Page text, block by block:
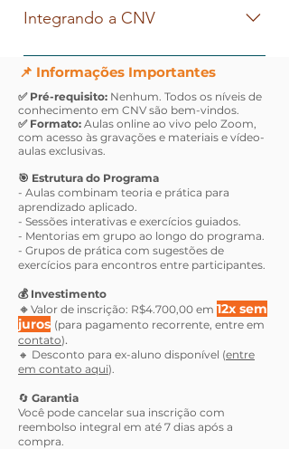
conversa.
culpabilizações em
colaboração por meio da escuta
ativa e da presença genuína.
aprofundamos nosso olhar sobre
os conflitos como parte natural
das interações humanas e
exploramos alternativas ao modo
reativo de luta, fuga ou
congelamento, superando a
mentalidade do “ganha x perde”
construtivos e sustentáveis.
mudanças que queremos ver no
ampliamos o olhar para a cultura
e os sistemas ao nosso redor,
explorando como a CNV pode ser
uma ferramenta poderosa para
transformar estruturas de
ambientes mais colaborativos –
uma conversa por vez.
Integrando a CNV
Mais do que um conjunto de
técnicas, a CNV é um caminho
contínuo de desenvolvimento.
Neste módulo final, revisamos e
integramos os aprendizados,
competências e novos hábitos
adquiridos ao longo da jornada.
Com isso, nos preparamos para
levar a CNV para além do
programa, sustentando essa
prática na vida e nas relações do
dia a dia.
📌 Informações Importantes
✅ Pré-requisito: Nenhum. Todos os níveis de
conhecimento em CNV são bem-vindos.
✅ Formato: Aulas online ao vivo pelo Zoom,
com acesso às gravações e materiais e vídeo-
aulas exclusivas.
🎯 Estrutura do Programa
- Aulas combinam teoria e prática para
aprendizado aplicado.
- Sessões interativas e exercícios guiados.
- Mentorias em grupo ao longo do programa.
- Grupos de prática com sugestões de
exercícios para encontros entre participantes.
💰 Investimento
🔸 Valor de inscrição: R$4.700,00 em 12x sem
juros (para pagamento recorrente, entre em
contato).
🔸 Desconto para ex-aluno disponível (entre
em contato aqui).
🔄 Garantia
Você pode cancelar sua inscrição com
reembolso integral em até 7 dias após a
compra.